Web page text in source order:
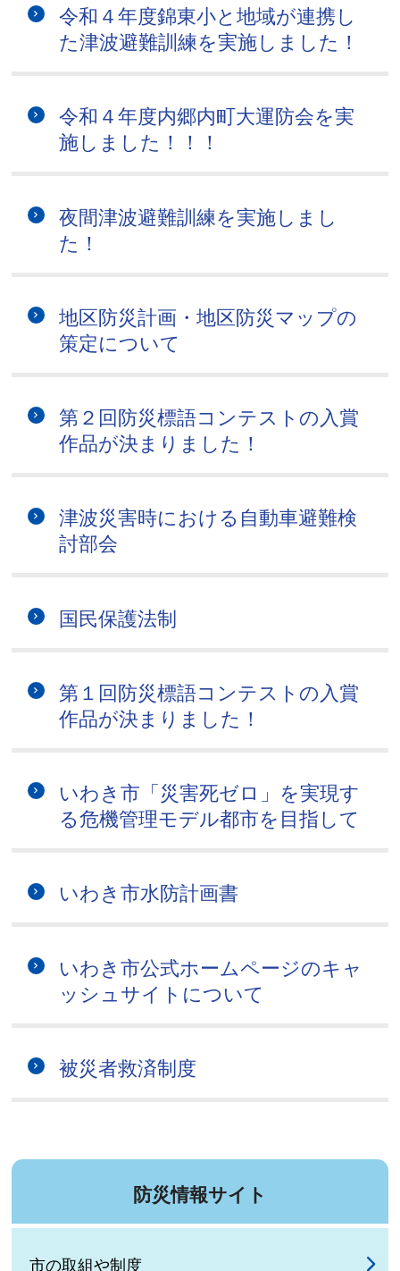
令和４年度錦東小と地域が連携し
た津波避難訓練を実施しました！
令和４年度内郷内町大運防会を実
施しました！！！
夜間津波避難訓練を実施しまし
た！
地区防災計画・地区防災マップの
策定について
第２回防災標語コンテストの入賞
作品が決まりました！
津波災害時における自動車避難検
討部会
国民保護法制
第１回防災標語コンテストの入賞
作品が決まりました！
いわき市「災害死ゼロ」を実現す
る危機管理モデル都市を目指して
いわき市水防計画書
いわき市公式ホームページのキャ
ッシュサイトについて
被災者救済制度
防災情報サイト
市の取組や制度